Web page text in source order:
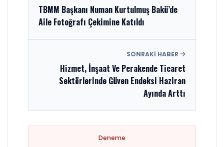
TBMM Başkanı Numan Kurtulmuş Bakü’de
Aile Fotoğrafı Çekimine Katıldı
SONRAKI HABER
Hizmet, İnşaat Ve Perakende Ticaret
Sektörlerinde Güven Endeksi Haziran
Ayında Arttı
Deneme